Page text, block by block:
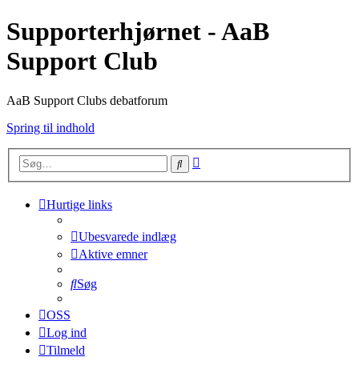
Supporterhjørnet - AaB
Support Club
AaB Support Clubs debatforum
Spring til indhold
Søg
Hurtige links
Ubesvarede indlæg
Aktive emner
Søg
OSS
Log ind
Tilmeld